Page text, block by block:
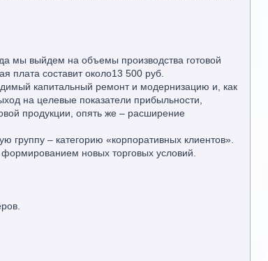
мы выйдем на объемы производства готовой
плата составит около13 500 руб.
капитальный ремонт и модернизацию и, как
на целевые показатели прибыльности,
продукции, опять же – расширение
группу – категорию «корпоративных клиентов».
новых торговых условий.